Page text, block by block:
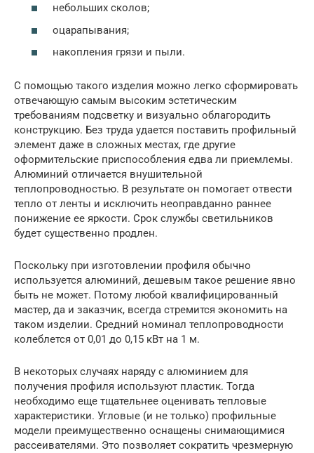
небольших сколов;
оцарапывания;
накопления грязи и пыли.
С помощью такого изделия можно легко сформировать
отвечающую самым высоким эстетическим
требованиям подсветку и визуально облагородить
конструкцию. Без труда удается поставить профильный
элемент даже в сложных местах, где другие
оформительские приспособления едва ли приемлемы.
Алюминий отличается внушительной
теплопроводностью. В результате он помогает отвести
тепло от ленты и исключить неоправданно раннее
понижение ее яркости. Срок службы светильников
будет существенно продлен.
Поскольку при изготовлении профиля обычно
используется алюминий, дешевым такое решение явно
быть не может. Потому любой квалифицированный
мастер, да и заказчик, всегда стремится экономить на
таком изделии. Средний номинал теплопроводности
колеблется от 0,01 до 0,15 кВт на 1 м.
В некоторых случаях наряду с алюминием для
получения профиля используют пластик. Тогда
необходимо еще тщательнее оценивать тепловые
характеристики. Угловые (и не только) профильные
модели преимущественно оснащены снимающимися
рассеивателями. Это позволяет сократить чрезмерную